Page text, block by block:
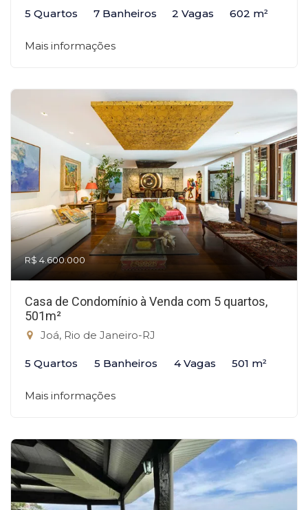
5 Quartos 7 Banheiros 2 Vagas 602 m²
Mais informações
R$ 4.600.000
Casa de Condomínio à Venda com 5 quartos,
501m²
Joá, Rio de Janeiro-RJ
5 Quartos 5 Banheiros 4 Vagas 501 m²
Mais informações